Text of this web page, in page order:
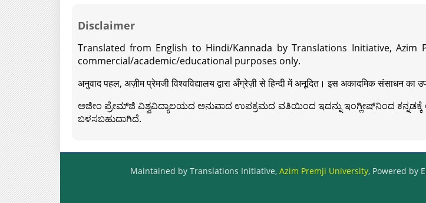
Disclaimer
Translated from English to Hindi/Kannada by Translations Initiative,
commercial/academic/educational purposes only.
अनुवाद पहल, अज़ीम प्रेमजी विश्वविद्यालय द्वारा अँग्रेज़ी से हिन्दी में अनूदित। इस अकादमिक संसाधन का
ಅಜೀಂ ಪ್ರೇಮ್‍ಜಿ ವಿಶ್ವವಿದ್ಯಾಲಯದ ಅನುವಾದ ಉಪಕ್ರಮದ ವತಿಯಿಂದ ಇದನ್ನು ಇಂಗ್ಲೀಷ್‍ನಿಂದ ಕನ್ನಡಕ್ಕೆ
ಬಳಸಬಹುದಾಗಿದೆ.
Maintained by Translations Initiative, Azim Premji University, Powered by